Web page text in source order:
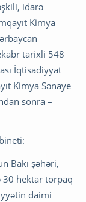
idarə
Kimya
tarixli 548
İqtisadiyyat
Kimya Sənaye
sonra –
Bakı şəhəri,
30 hektar torpaq
daimi